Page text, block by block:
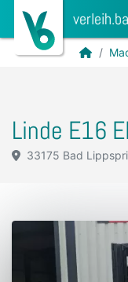
Linde E16
33175 Bad